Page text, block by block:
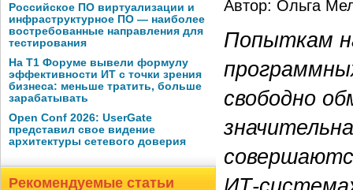
Российское ПО виртуализации и
инфраструктурное ПО — наиболее
востребованные направления для
тестирования
На Т1 Форуме вывели формулу
эффективности ИТ с точки зрения
бизнеса: меньше тратить, больше
зарабатывать
Open Conf 2026: UserGate
представил свое видение
архитектуры сетевого доверия
Рекомендуемые статьи
Автор: Ольга
Попыткам
свободно